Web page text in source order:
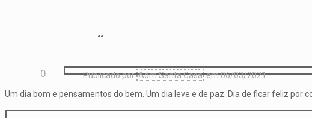
0 Publicado por Adm Santa Casa em06/03/2021
Um dia bom e pensamentos do bem. Um dia leve e de paz. Dia de ficar feliz por